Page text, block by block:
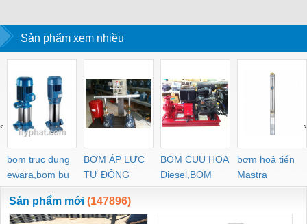
Sản phẩm xem nhiều
bom truc dung
ewara,bom bu
ewara
BƠM ÁP LỰC
TỰ ĐỘNG
BOM CUU HOA
Diesel,BOM
CHUA CHAY
bơm hoả tiển
Mastra
‹ ›
Sản phẩm mới (147896)